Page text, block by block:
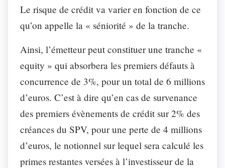
Le risque de crédit va varier en fonction de ce
qu’on appelle la « séniorité » de la tranche.
Ainsi, l’émetteur peut constituer une tranche «
equity » qui absorbera les premiers défauts à
concurrence de 3%, pour un total de 6 millions
d’euros. C’est à dire qu’en cas de survenance
des premiers évènements de crédit sur 2% des
créances du SPV, pour une perte de 4 millions
d’euros, le notionnel sur lequel sera calculé les
primes restantes versées à l’investisseur de la